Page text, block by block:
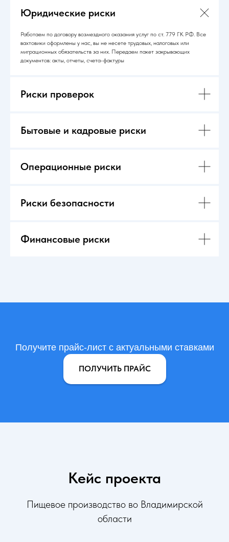
Юридические риски
Работаем по договору возмездного оказания услуг по ст. 779 ГК РФ. Все
вахтовики оформлены у нас, вы не несете трудовых, налоговых или
миграционных обязательств за них. Передаем пакет закрывающих
документов: акты, отчеты, счета-фактуры
Риски проверок
Бытовые и кадровые риски
Операционные риски
Риски безопасности
Финансовые риски
Получите прайс-лист с актуальными ставками
ПОЛУЧИТЬ ПРАЙС
Кейс проекта
Пищевое производство во Владимирской
области